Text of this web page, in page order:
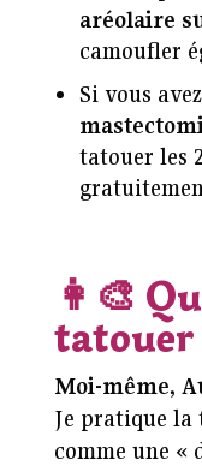
aréolaire
camoufler
Si vous
tatouer les
👩‍🎨
tatouer
Moi-même,
Je pratique
comme une «